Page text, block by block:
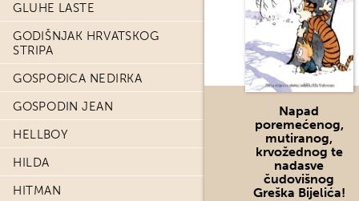
GLUHE LASTE
GODIŠNJAK HRVATSKOG
STRIPA
GOSPOĐICA NEDIRKA
GOSPODIN JEAN
HELLBOY
HILDA
HITMAN
Napad
poremećenog,
mutiranog,
krvožednog te
nadasve
čudovišnog
Greška Bijelića!